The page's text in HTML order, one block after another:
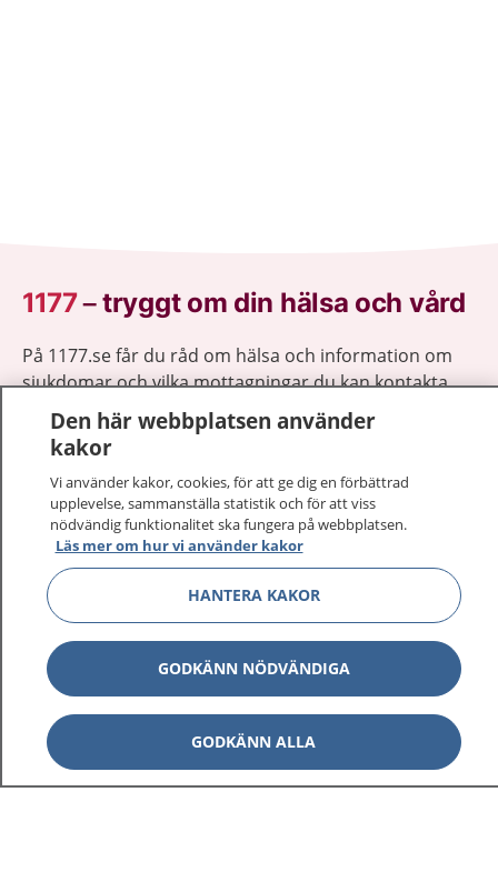
1177–tryggt om din hälsa och vård
På 1177.se får du råd om hälsa och information om
sjukdomar och vilka mottagningar du kan kontakta.
Logga in för att läsa din journal och göra dina
vårdärenden. Ring telefonnummer 1177 för
sjukvårdsrådgivning dygnet runt.
1177 ger dig råd när du vill må bättre.
1177 på flera språk Visa
Om 1177 Visa
Kontakt Visa
Den här webbplatsen använder
kakor
Vi använder kakor, cookies, för att ge dig en förbättrad
upplevelse, sammanställa statistik och för att viss
nödvändig funktionalitet ska fungera på webbplatsen.
Läs mer om hur vi använder kakor
HANTERA KAKOR
GODKÄNN NÖDVÄNDIGA
GODKÄNN ALLA